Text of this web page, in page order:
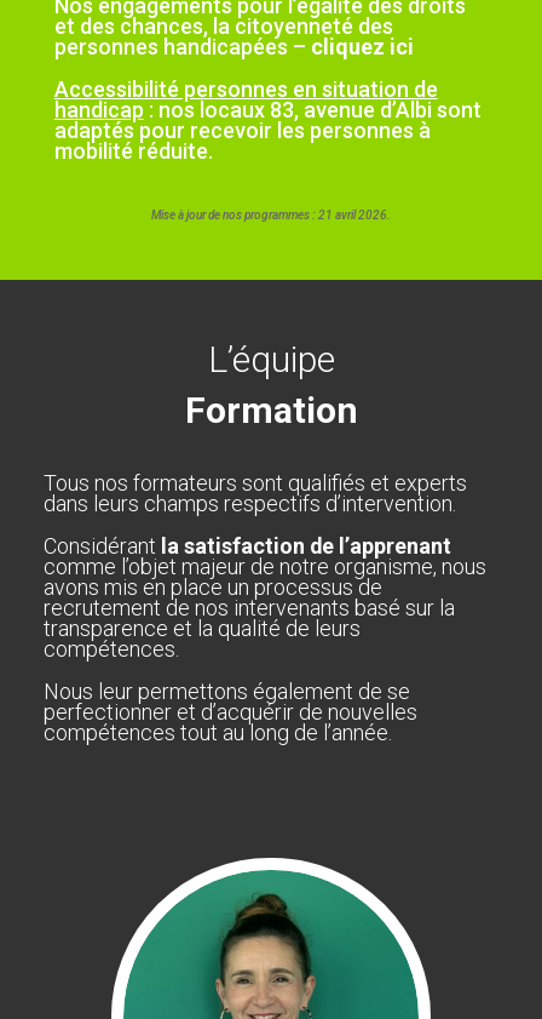
Nos engagements pour l’égalité des droits
et des chances, la citoyenneté des
personnes handicapées – cliquez ici
Accessibilité personnes en situation de
handicap : nos locaux 83, avenue d’Albi sont
adaptés pour recevoir les personnes à
mobilité réduite.
Mise à jour de nos programmes : 21 avril 2026.
L’équipe
Formation
Tous nos formateurs sont qualifiés et experts
dans leurs champs respectifs d’intervention.
Considérant la satisfaction de l’apprenant
comme l’objet majeur de notre organisme, nous
avons mis en place un processus de
recrutement de nos intervenants basé sur la
transparence et la qualité de leurs
compétences.
Nous leur permettons également de se
perfectionner et d’acquérir de nouvelles
compétences tout au long de l’année.